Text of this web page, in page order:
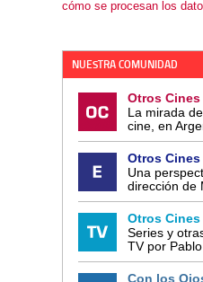
cómo se procesan los
NUESTRA COMUNIDAD
Otros Cines
La mirada
cine, en
Otros
Una
dirección de
Otros Cines
Series y
TV por
Con los